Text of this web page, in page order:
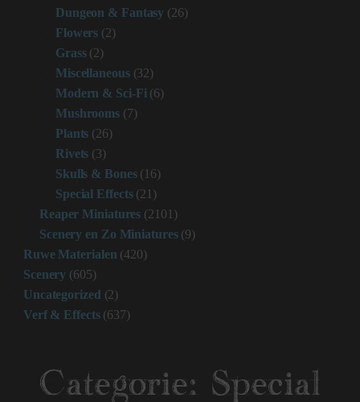
Dungeon & Fantasy (26)
Flowers (2)
Grass (2)
Miscellaneous (32)
Modern & Sci-Fi (6)
Mushrooms (7)
Plants (26)
Rivets (3)
Skulls & Bones (16)
Special Effects (21)
Reaper Miniatures (2101)
Scenery en Zo Miniatures (9)
Ruwe Materialen (420)
Scenery (605)
Uncategorized (2)
Verf & Effects (637)
Categorie: Special